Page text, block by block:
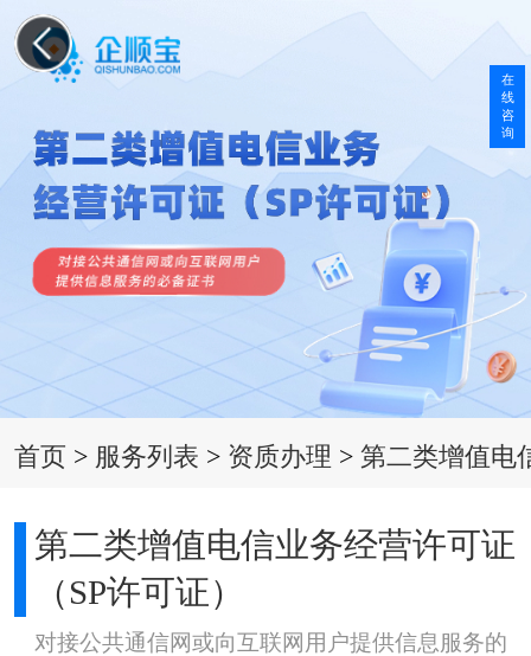
首页 > 服务列表 > 资质办理 >第二类增值电
第二类增值电信业务经营许可证
（SP许可证）
对接公共通信网或向互联网用户提供信息服务的
在
线
咨
询